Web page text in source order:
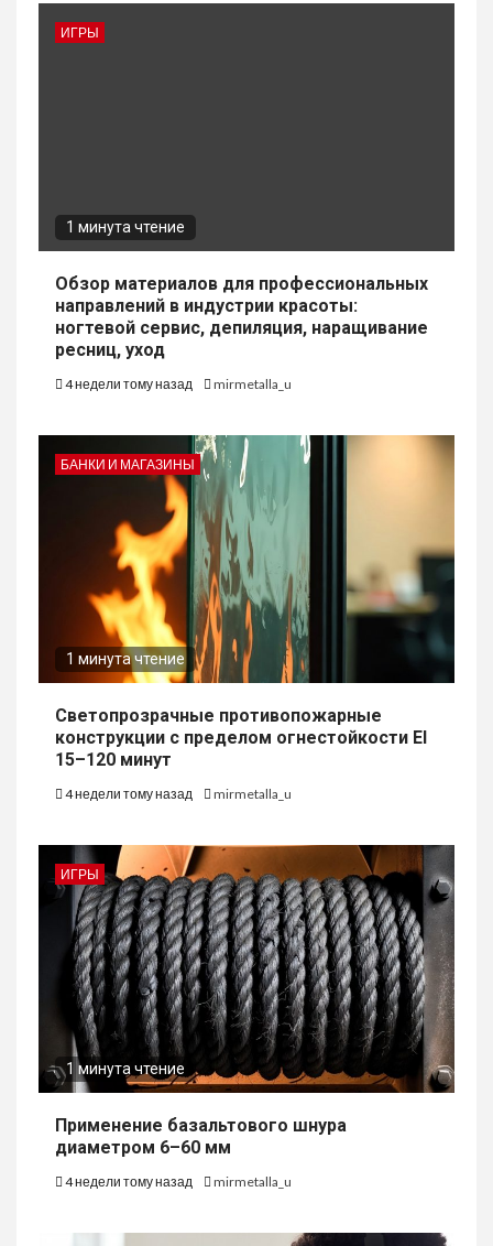
ИГРЫ
1 минута чтение
Обзор материалов для профессиональных
направлений в индустрии красоты:
ногтевой сервис, депиляция, наращивание
ресниц, уход
4 недели тому назад mirmetalla_u
БАНКИ И МАГАЗИНЫ
1 минута чтение
Светопрозрачные противопожарные
конструкции с пределом огнестойкости EI
15–120 минут
4 недели тому назад mirmetalla_u
ИГРЫ
1 минута чтение
Применение базальтового шнура
диаметром 6–60 мм
4 недели тому назад mirmetalla_u